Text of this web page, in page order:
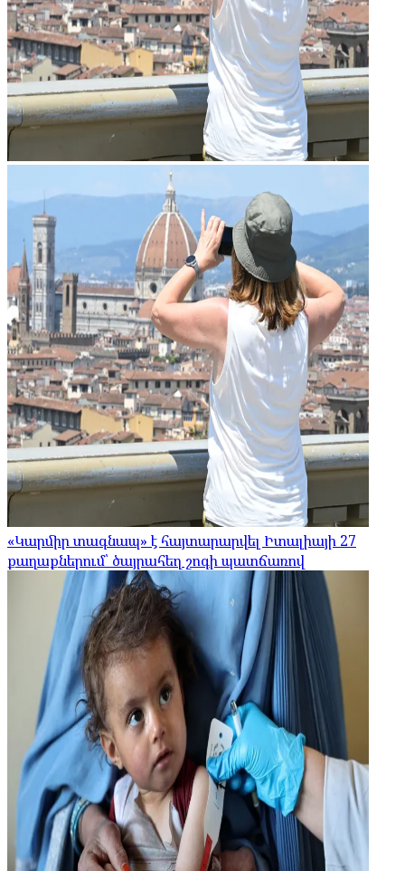
«Կարմիր տագնապ» է հայտարարվել Իտալիայի 27
քաղաքներում՝ ծայրահեղ շոգի պատճառով